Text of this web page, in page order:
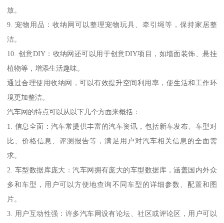
放。
9. 宠物用品：收纳网可以整理宠物玩具、牵引绳等，保持家居整
洁。
10. 创意DIY：收纳网还可以用于创意DIY项目，如墙面装饰、悬挂
植物等，增添生活趣味。
通过合理使用收纳网，可以有效提升空间利用率，使生活和工作环
境更加整洁。
汽车网的特点可以从以下几个方面来概括：
1. 信息全面：汽车常提供丰富的汽车资讯，包括新车发布、车型对
比、价格信息、评测报告等，满足用户对汽车相关信息的全面需
求。
2. 车型数据库庞大：汽车网拥有庞大的车型数据库，涵盖国内外众
多和车型，用户可以方便地查询不同车型的详细参数、配置和图
片。
3. 用户互动性强：许多汽车网设有论坛、社区或评论区，用户可以